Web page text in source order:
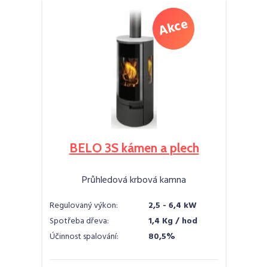
BELO 3S kámen a plech
Průhledová krbová kamna
Regulovaný výkon:
2,5 - 6,4 kW
Spotřeba dřeva:
1,4 Kg / hod
Účinnost spalování:
80,5%